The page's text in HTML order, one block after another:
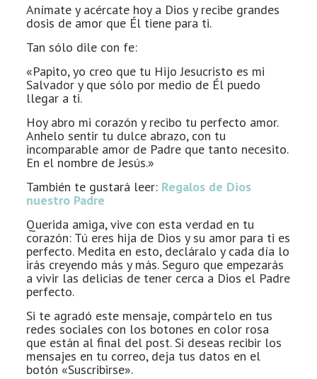
Anímate y acércate hoy a Dios y recibe grandes
dosis de amor que Él tiene para ti.
Tan sólo dile con fe:
«Papito, yo creo que tu Hijo Jesucristo es mi
Salvador y que sólo por medio de Él puedo
llegar a ti.
Hoy abro mi corazón y recibo tu perfecto amor.
Anhelo sentir tu dulce abrazo, con tu
incomparable amor de Padre que tanto necesito.
En el nombre de Jesús.»
También te gustará leer: Regalos de Dios
nuestro Padre
Querida amiga, vive con esta verdad en tu
corazón: Tú eres hija de Dios y su amor para ti es
perfecto. Medita en esto, decláralo y cada día lo
irás creyendo más y más. Seguro que empezarás
a vivir las delicias de tener cerca a Dios el Padre
perfecto.
Si te agradó este mensaje, compártelo en tus
redes sociales con los botones en color rosa
que están al final del post. Si deseas recibir los
mensajes en tu correo, deja tus datos en el
botón «Suscribirse».